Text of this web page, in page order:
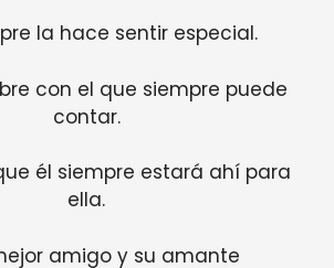
la hace sentir especial.
con el que siempre puede
contar.
él siempre estará ahí para
ella.
amigo y su amante